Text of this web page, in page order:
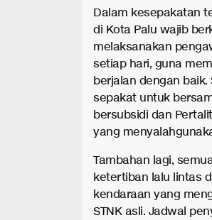
Dalam kesepakatan
di Kota Palu wajib
melaksanakan
setiap hari, guna
berjalan dengan baik.
sepakat untuk
bersubsidi dan
yang
Tambahan lagi,
ketertiban lalu lintas
kendaraan yang
STNK asli. Jadwal